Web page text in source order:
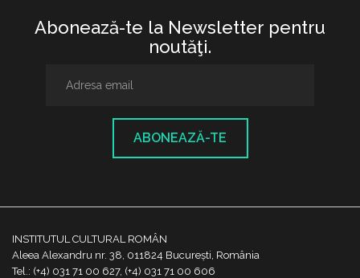
Abonează-te la Newsletter pentru
noutăţi.
ABONEAZĂ-TE
INSTITUTUL CULTURAL ROMÂN
Aleea Alexandru nr. 38, 011824 București, România
Tel.: (+4) 031 71 00 627, (+4) 031 71 00 606